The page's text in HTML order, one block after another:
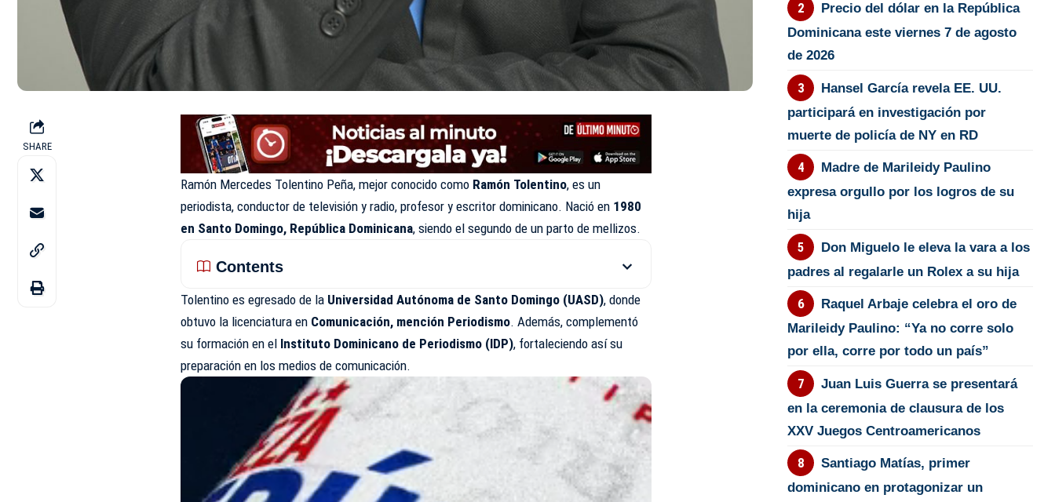
SHARE
Ramón Mercedes Tolentino Peña, mejor conocido como Ramón Tolentino, es un
periodista, conductor de televisión y radio, profesor y escritor dominicano. Nació en 1980
en Santo Domingo, República Dominicana, siendo el segundo de un parto de mellizos.
Contents
Tolentino es egresado de la Universidad Autónoma de Santo Domingo (UASD), donde
obtuvo la licenciatura en Comunicación, mención Periodismo. Además, complementó
su formación en el Instituto Dominicano de Periodismo (IDP), fortaleciendo así su
preparación en los medios de comunicación.
Precio del dólar en la República
Dominicana este viernes 7 de agosto
de 2026
Hansel García revela EE. UU.
participará en investigación por
muerte de policía de NY en RD
Madre de Marileidy Paulino
expresa orgullo por los logros de su
hija
Don Miguelo le eleva la vara a los
padres al regalarle un Rolex a su hija
Raquel Arbaje celebra el oro de
Marileidy Paulino: “Ya no corre solo
por ella, corre por todo un país”
Juan Luis Guerra se presentará
en la ceremonia de clausura de los
XXV Juegos Centroamericanos
Santiago Matías, primer
dominicano en protagonizar un